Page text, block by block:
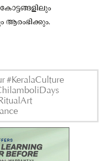
ആരംഭിക്കും.
#KeralaCulture